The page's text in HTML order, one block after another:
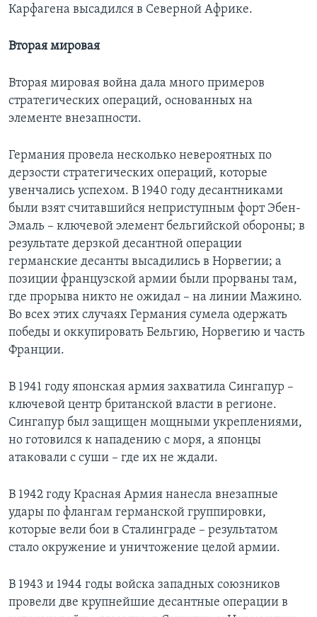
Карфагена высадился в Северной Африке.
Вторая мировая
Вторая мировая война дала много примеров
стратегических операций, основанных на
элементе внезапности.
Германия провела несколько невероятных по
дерзости стратегических операций, которые
увенчались успехом. В 1940 году десантниками
были взят считавшийся неприступным форт Эбен-
Эмаль – ключевой элемент бельгийской обороны; в
результате дерзкой десантной операции
германские десанты высадились в Норвегии; а
позиции французской армии были прорваны там,
где прорыва никто не ожидал – на линии Мажино.
Во всех этих случаях Германия сумела одержать
победы и оккупировать Бельгию, Норвегию и часть
Франции.
В 1941 году японская армия захватила Сингапур –
ключевой центр британской власти в регионе.
Сингапур был защищен мощными укреплениями,
но готовился к нападению с моря, а японцы
атаковали с суши – где их не ждали.
В 1942 году Красная Армия нанесла внезапные
удары по флангам германской группировки,
которые вели бои в Сталинграде – результатом
стало окружение и уничтожение целой армии.
В 1943 и 1944 годы войска западных союзников
провели две крупнейшие десантные операции в